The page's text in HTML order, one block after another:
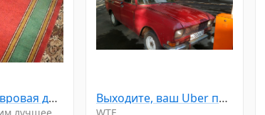
Советская ковровая дорожка Выходите, ваш Uber подъехал